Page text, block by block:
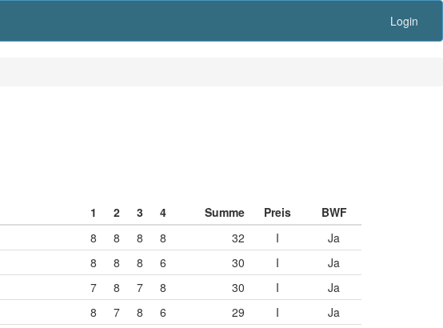
Login
1 2 3 4 Summe Preis
BWF
8 8 8 8 32 I
Ja
8 8 8 6 30 I
Ja
7 8 7 8 30 I
Ja
8 7 8 6 29 I
Ja